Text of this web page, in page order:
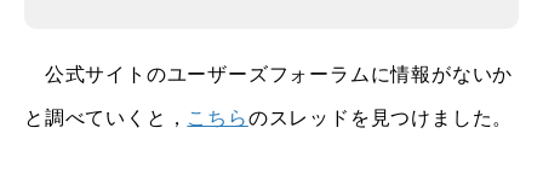
公式サイトのユーザーズフォーラムに情報がないか
と調べていくと， こちらのスレッドを見つけました。